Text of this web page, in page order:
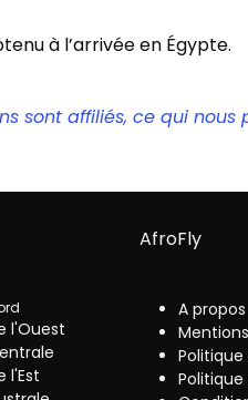
à l’arrivée en Égypte.
sont affiliés, ce qui nous
l'Ouest
l'Est
AfroFly
A propos
Politique